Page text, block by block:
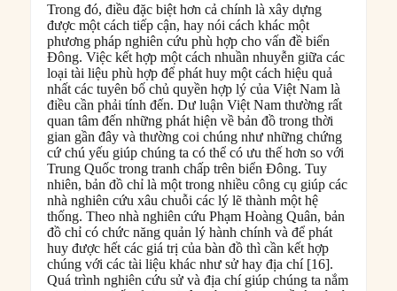
Trong đó, điều đặc biệt hơn cả chính là xây dựng
được một cách tiếp cận, hay nói cách khác một
phương pháp nghiên cứu phù hợp cho vấn đề biển
Đông. Việc kết hợp một cách nhuần nhuyễn giữa các
loại tài liệu phù hợp để phát huy một cách hiệu quả
nhất các tuyên bố chủ quyền hợp lý của Việt Nam là
điều cần phải tính đến. Dư luận Việt Nam thường rất
quan tâm đến những phát hiện về bản đồ trong thời
gian gần đây và thường coi chúng như những chứng
cứ chú yếu giúp chúng ta có thể có ưu thế hơn so với
Trung Quốc trong tranh chấp trên biển Đông. Tuy
nhiên, bản đồ chỉ là một trong nhiều công cụ giúp các
nhà nghiên cứu xâu chuỗi các lý lẽ thành một hệ
thống. Theo nhà nghiên cứu Phạm Hoàng Quân, bản
đồ chỉ có chức năng quản lý hành chính và để phát
huy được hết các giá trị của bàn đồ thì cần kết hợp
chúng với các tài liệu khác như sử hay địa chí [16].
Quá trình nghiên cứu sử và địa chí giúp chúng ta nắm